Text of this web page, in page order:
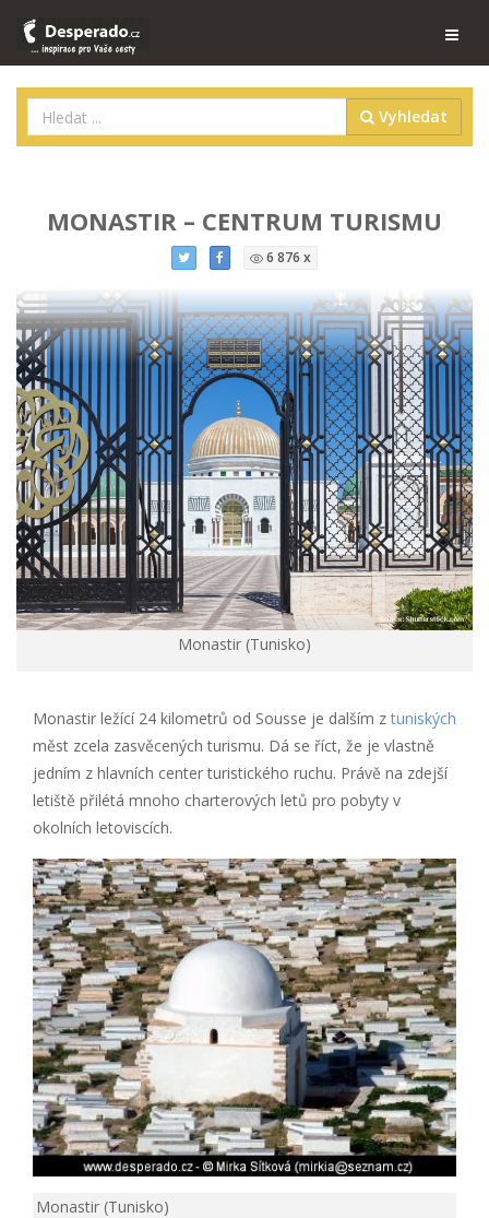
Vyhledat
MONASTIR – CENTRUM TURISMU
6 876 x
Monastir (Tunisko)
Monastir ležící 24 kilometrů od Sousse je dalším ztuniských
měst zcela zasvěcených turismu. Dá se říct, že je vlastně
jedním z hlavních center turistického ruchu. Právě na zdejší
letiště přilétá mnoho charterových letů pro pobyty v
okolních letoviscích.
Monastir (Tunisko)